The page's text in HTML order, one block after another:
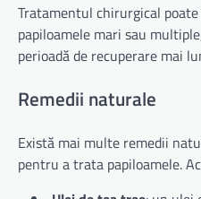
Tratamentul chirurgical
papiloamele mari sau
perioadă de recuperare mai
Remedii naturale
Există mai multe remedii
pentru a trata papiloamele.